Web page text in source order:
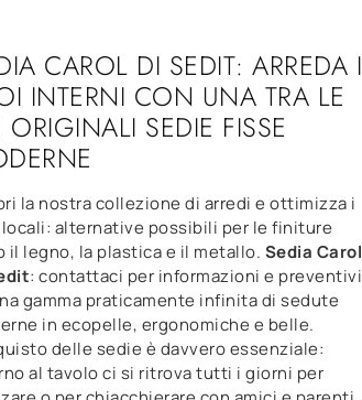
CAROL DI SEDIT: ARREDA I
INTERNI CON UNA TRA LE
ORIGINALI SEDIE FISSE
la nostra collezione di arredi e ottimizza i
alternative possibili per le finiture
il legno, la plastica e il metallo. Sedia Carol
: contattaci per informazioni e preventivi
gamma praticamente infinita di sedute
in ecopelle, ergonomiche e belle.
delle sedie è davvero essenziale:
al tavolo ci si ritrova tutti i giorni per